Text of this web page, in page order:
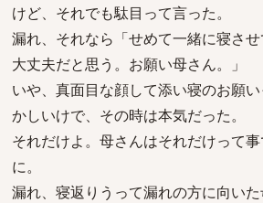
けど、それでも駄目って言った。
漏れ、それなら「せめて一緒に寝さ
大丈夫だと思う。お願い母さん。」
いや、真面目な顔して添い寝のお願
かしいけで、その時は本気だった。
それだけよ。母さんはそれだけって
に。
漏れ、寝返りうって漏れの方に向い